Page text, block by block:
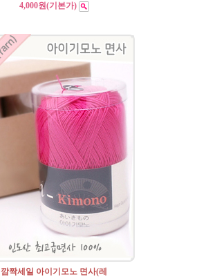
4,000원(기본가)
깜짝세일 아이기모노 면사(레